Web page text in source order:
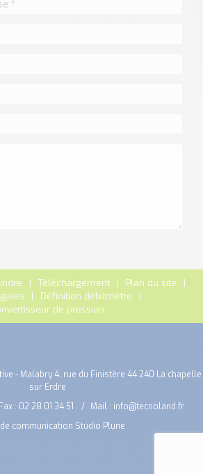
Téléchargement
Plan du site
Définition débitmètre
de pression
- Malabry 4, rue du Finistère 44 240 La chapelle
sur Erdre
Fax : 02 28 01 34 51 Mail : info@tecnoland.fr
communication Studio Plune